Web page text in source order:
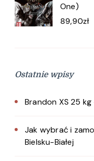
One)
89,90zł
Ostatnie wpisy
Brandon XS 25
Jak wybrać i
Bielsku-Białej